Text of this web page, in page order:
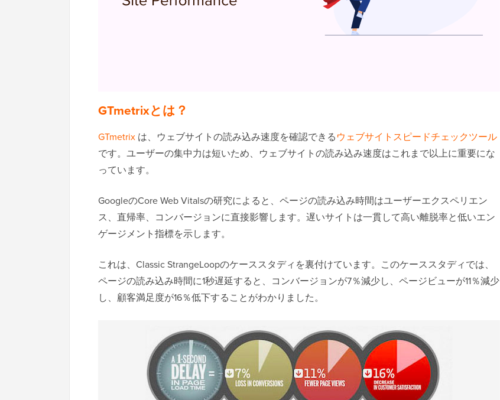
GTmetrixとは？
GTmetrix は、ウェブサイトの読み込み速度を確認できるウェブサイトスピードチェックツール
です。ユーザーの集中力は短いため、ウェブサイトの読み込み速度はこれまで以上に重要にな
っています。
GoogleのCore Web Vitalsの研究によると、ページの読み込み時間はユーザーエクスペリエン
ス、直帰率、コンバージョンに直接影響します。遅いサイトは一貫して高い離脱率と低いエン
ゲージメント指標を示します。
これは、Classic StrangeLoopのケーススタディを裏付けています。このケーススタディでは、
ページの読み込み時間に1秒遅延すると、コンバージョンが7％減少し、ページビューが11％減少
し、顧客満足度が16％低下することがわかりました。